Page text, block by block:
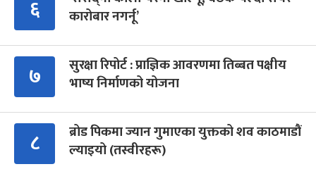
६
कारोबार नगर्नू’
७
सुरक्षा रिपोर्ट : प्राज्ञिक आवरणमा तिब्बत पक्षीय
भाष्य निर्माणको योजना
८
ब्रोड पिकमा ज्यान गुमाएका युक्तको शव काठमाडौं
ल्याइयो (तस्वीरहरू)